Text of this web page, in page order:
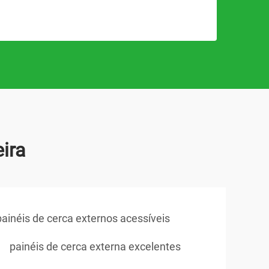
de cerca externos acessíveis
painéis de cerca externa excelentes